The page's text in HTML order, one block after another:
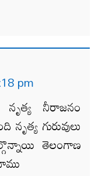
pm
నీరాజనం
గురువులు
తెలంగాణ